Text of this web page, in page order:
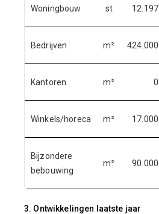
Woningbouw st 12.197
Bedrijven m² 424.000
Kantoren m² 0
Winkels/horeca m² 17.000
Bijzondere
bebouwing
m² 90.000
3. Ontwikkelingen laatste jaar